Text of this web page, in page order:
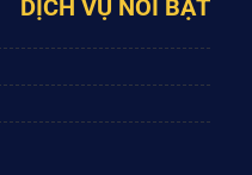
DỊCH VỤ NỔI BẬT